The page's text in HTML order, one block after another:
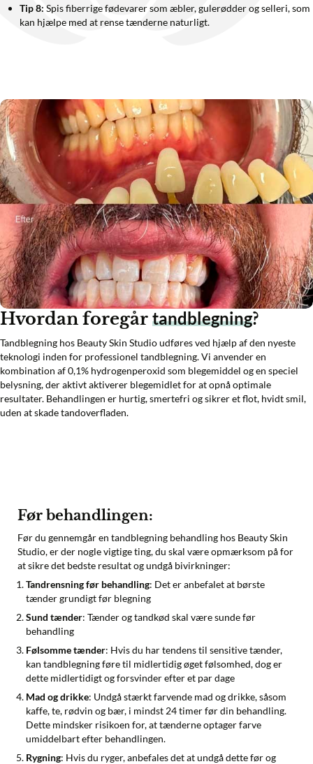
Tip 8: Spis fiberrige fødevarer som æbler, gulerødder og selleri, som
kan hjælpe med at rense tænderne naturligt.
Hvordan foregår tandblegning?
Tandblegning hos Beauty Skin Studio udføres ved hjælp af den nyeste
teknologi inden for professionel tandblegning. Vi anvender en
kombination af 0,1% hydrogenperoxid som blegemiddel og en speciel
belysning, der aktivt aktiverer blegemidlet for at opnå optimale
resultater. Behandlingen er hurtig, smertefri og sikrer et flot, hvidt smil,
uden at skade tandoverfladen.
Før behandlingen:
Før du gennemgår en tandblegning behandling hos Beauty Skin
Studio, er der nogle vigtige ting, du skal være opmærksom på for
at sikre det bedste resultat og undgå bivirkninger:
Tandrensning før behandling: Det er anbefalet at børste
tænder grundigt før blegning
Sund tænder: Tænder og tandkød skal være sunde før
behandling
Følsomme tænder: Hvis du har tendens til sensitive tænder,
kan tandblegning føre til midlertidig øget følsomhed, dog er
dette midlertidigt og forsvinder efter et par dage
Mad og drikke: Undgå stærkt farvende mad og drikke, såsom
kaffe, te, rødvin og bær, i mindst 24 timer før din behandling.
Dette mindsker risikoen for, at tænderne optager farve
umiddelbart efter behandlingen.
Rygning: Hvis du ryger, anbefales det at undgå dette før og